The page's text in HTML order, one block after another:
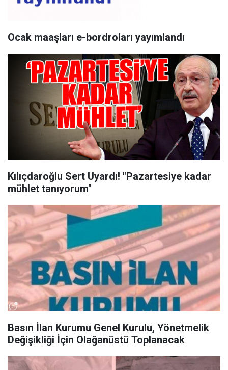
Ocak maaşları e-bordroları yayımlandı
Kılıçdaroğlu Sert Uyardı! "Pazartesiye kadar
mühlet tanıyorum"
Basın İlan Kurumu Genel Kurulu, Yönetmelik
Değişikliği İçin Olağanüstü Toplanacak